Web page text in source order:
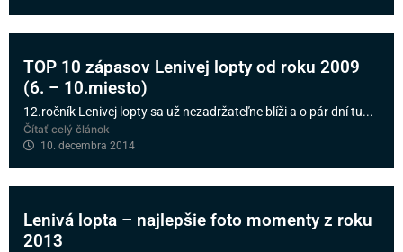
TOP 10 zápasov Lenivej lopty od roku 2009
(6. – 10.miesto)
12.ročník Lenivej lopty sa už nezadržateľne blíži a o pár dní tu...
Čítať celý článok
10. decembra 2014
Lenivá lopta – najlepšie foto momenty z roku
2013